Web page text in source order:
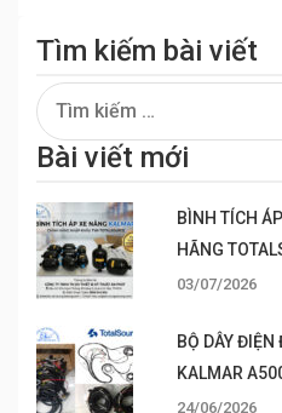
Tìm kiếm bài viết
Tìm
kiếm
cho:
Bài viết mới
BÌNH TÍCH
HÃNG
03/07/2026
BỘ DÂY ĐIỆN
KALMAR
24/06/2026